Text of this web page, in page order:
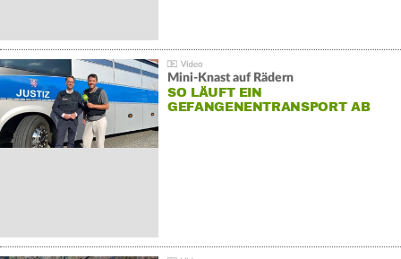
Mini-Knast auf Rädern
SO LÄUFT EIN
GEFANGENENTRANSPORT AB